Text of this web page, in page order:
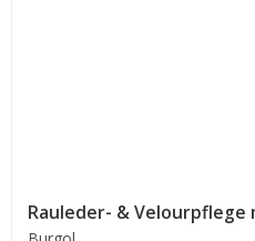
Rauleder- & Velourpflege